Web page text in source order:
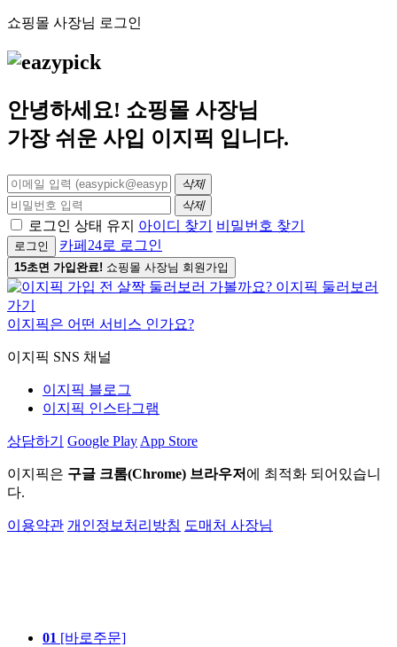
쇼핑몰 사장님 로그인
안녕하세요! 쇼핑몰 사장님
가장 쉬운 사입 이지픽 입니다.
삭제
삭제
로그인 상태 유지 아이디 찾기 비밀번호 찾기
로그인 카페24로 로그인
15초면 가입완료! 쇼핑몰 사장님 회원가입
이지픽은 어떤 서비스 인가요?
이지픽 SNS 채널
이지픽 블로그
이지픽 인스타그램
상담하기 Google Play App Store
이지픽은 구글 크롬(Chrome) 브라우저 에 최적화 되어있습니
다.
이용약관 개인정보처리방침 도매처 사장님
01 [바로주문]